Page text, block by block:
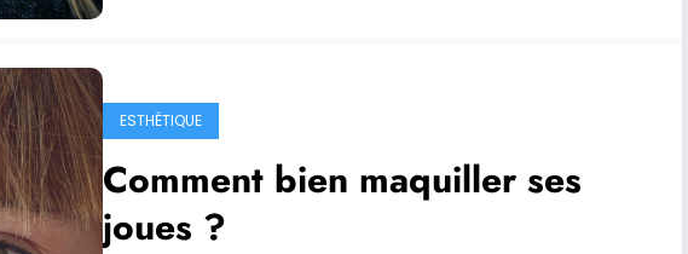
ESTHÉTIQUE
Comment bien maquiller ses
joues ?